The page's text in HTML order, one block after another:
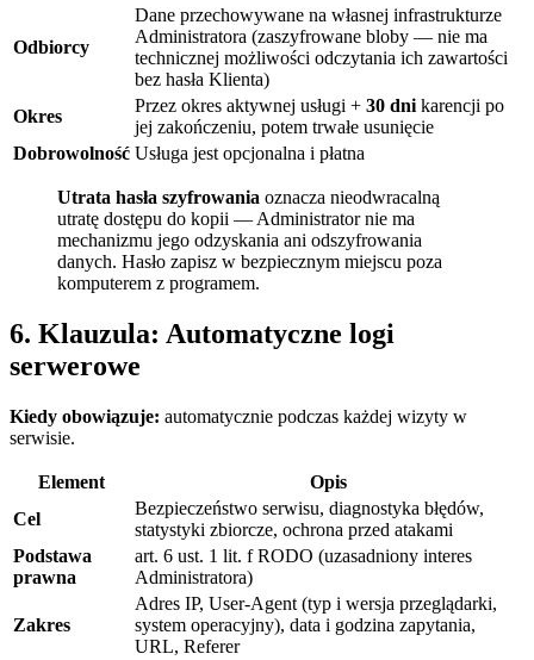
Odbiorcy
Dane przechowywane na własnej infrastrukturze
Administratora (zaszyfrowane bloby — nie ma
technicznej możliwości odczytania ich zawartości
bez hasła Klienta)
Okres
Przez okres aktywnej usługi + 30 dni karencji po
jej zakończeniu, potem trwałe usunięcie
Dobrowolność Usługa jest opcjonalna i płatna
Utrata hasła szyfrowania oznacza nieodwracalną
utratę dostępu do kopii — Administrator nie ma
mechanizmu jego odzyskania ani odszyfrowania
danych. Hasło zapisz w bezpiecznym miejscu poza
komputerem z programem.
6. Klauzula: Automatyczne logi
serwerowe
Kiedy obowiązuje: automatycznie podczas każdej wizyty w
serwisie.
Element
Opis
Cel
Bezpieczeństwo serwisu, diagnostyka błędów,
statystyki zbiorcze, ochrona przed atakami
Podstawa
prawna
art. 6 ust. 1 lit. f RODO (uzasadniony interes
Administratora)
Zakres
Adres IP, User-Agent (typ i wersja przeglądarki,
system operacyjny), data i godzina zapytania,
URL, Referer